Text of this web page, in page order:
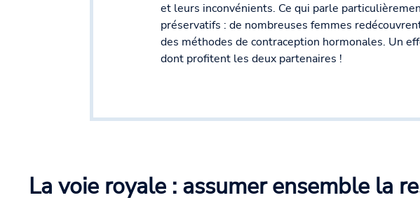
et leurs inconvénients. Ce qui parle
préservatifs : de nombreuses femmes
des méthodes de contraception hormonales. Un
dont profitent les deux partenaires !
La voie royale : assumer ensemble la